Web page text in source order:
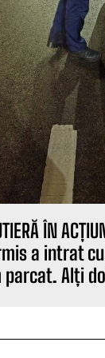
ÎN
a intrat
Alți